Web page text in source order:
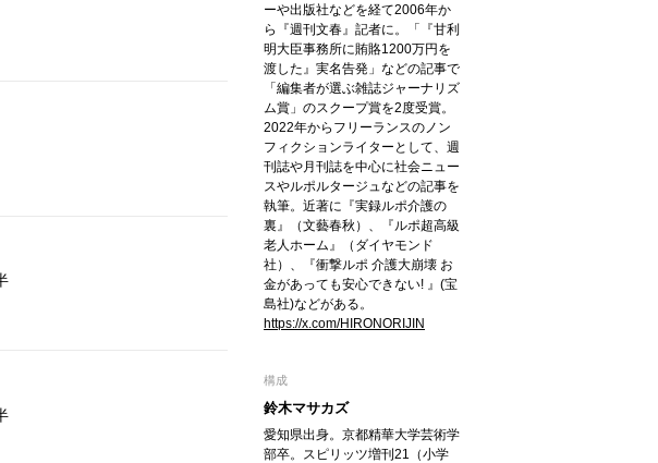
ーや出版社などを経て2006年か
ら『週刊文春』記者に。「『甘利
明大臣事務所に賄賂1200万円を
渡した』実名告発」などの記事で
「編集者が選ぶ雑誌ジャーナリズ
ム賞」のスクープ賞を2度受賞。
2022年からフリーランスのノン
フィクションライターとして、週
刊誌や月刊誌を中心に社会ニュー
スやルポルタージュなどの記事を
執筆。近著に『実録ルポ介護の
裏』（文藝春秋）、『ルポ超高級
老人ホーム』（ダイヤモンド
社）、『衝撃ルポ 介護大崩壊 お
金があっても安心できない! 』(宝
島社)などがある。
https://x.com/HIRONORIJIN
構成
鈴木マサカズ
愛知県出身。京都精華大学芸術学
部卒。スピリッツ増刊21（小学